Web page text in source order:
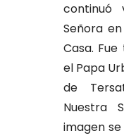
continuó
Señora
Casa.
el Papa
de
Nuestra
imagen